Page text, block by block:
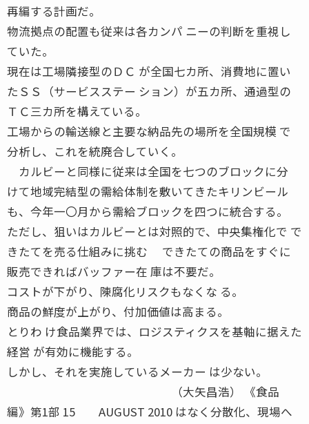
再編する計画だ。
物流拠点の配置も従来は各カンパ ニーの判断を重視し
ていた。
現在は工場隣接型のＤＣ が全国七カ所、消費地に置い
たＳＳ（サービスステー ション）が五カ所、通過型の
ＴＣ三カ所を構えている。
工場からの輸送線と主要な納品先の場所を全国規模 で
分析し、これを統廃合していく。
カルビーと同様に従来は全国を七つのブロックに分
けて地域完結型の需給体制を敷いてきたキリンビール
も、今年一〇月から需給ブロックを四つに統合する。
ただし、狙いはカルビーとは対照的で、中央集権化で で
きたてを売る仕組みに挑む できたての商品をすぐに
販売できればバッファー在 庫は不要だ。
コストが下がり、陳腐化リスクもなくな る。
商品の鮮度が上がり、付加価値は高まる。
とりわ け食品業界では、ロジスティクスを基軸に据えた
経営 が有効に機能する。
しかし、それを実施しているメーカー は少ない。
（大矢昌浩） 《食品
編》第1部 15 AUGUST 2010 はなく分散化、現場へ